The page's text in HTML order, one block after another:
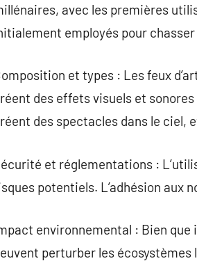
avec les premières
employés pour
et types : Les feux
des effets visuels et
des spectacles dans le ciel,
et réglementations :
potentiels. L’adhésion aux
environnemental : Bien que
perturber les